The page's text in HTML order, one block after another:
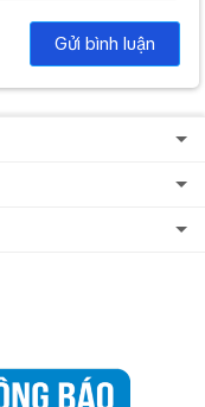
Gửi bình luận